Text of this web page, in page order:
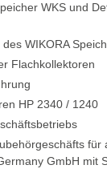
WKS und
WIKORA
Flachkollektoren
HP 2340 / 1240
für
GmbH mit